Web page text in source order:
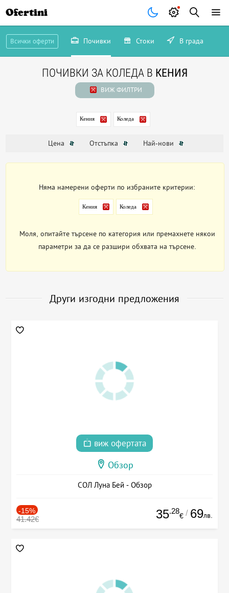
Ofertini
Всички оферти Почивки Стоки В града
ПОЧИВКИ ЗА КОЛЕДА В КЕНИЯ
ВИЖ ФИЛТРИ
Кения Коледа
Цена Отстъпка Най-нови
Няма намерени оферти по избраните критерии:
Кения Коледа
Моля, опитайте търсене по категория или премахнете някои
параметри за да се разшири обхвата на търсене.
Други изгодни предложения
виж офертата
Обзор
СОЛ Луна Бей - Обзор
-15%
41.42€ 35.28
€ / 69лв.